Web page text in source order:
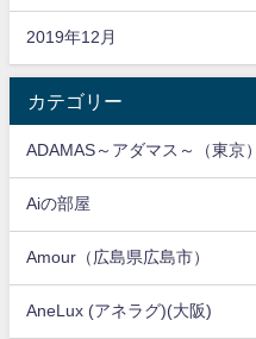
2019年12月
カテゴリー
ADAMAS～アダマス～（東京）
Aiの部屋
Amour（広島県広島市）
AneLux (アネラグ)(大阪)